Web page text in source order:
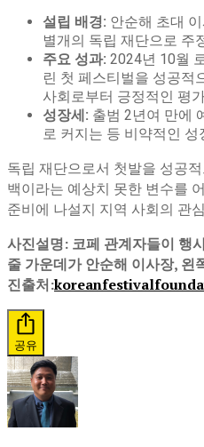
설립 배경: 안순해 초대
별개의 독립 재단으로 주
주요 성과: 2024년 10월
린 첫 페스티벌을 성공적
사회로부터 긍정적인 평
성장세: 출범 2년여 만에
로 커지는 등 비약적인 성
독립 재단으로서 첫발을 성공
백이라는 예상치 못한 변수를
준비에 나설지 지역 사회의 관
사진설명: 코페 관계자들이 행
줄 가운데가 안순해 이사장, 왼
진출처:
공유